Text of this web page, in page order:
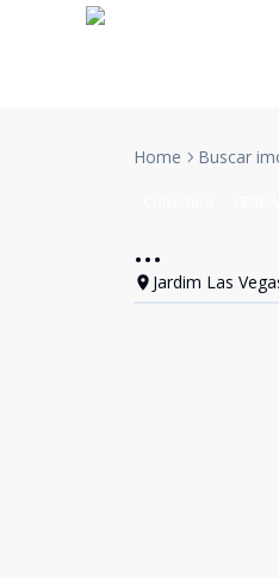
Home Buscar
...
Jardim Las